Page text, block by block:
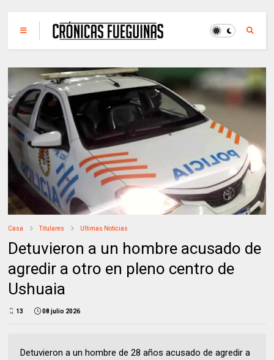
Casa Titulares Ultimas Noticias
Detuvieron a un hombre acusado de
agredir a otro en pleno centro de
Ushuaia
13 08 julio 2026
Detuvieron a un hombre de 28 años acusado de agredir a